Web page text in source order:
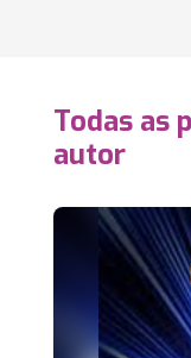
Todas as
autor